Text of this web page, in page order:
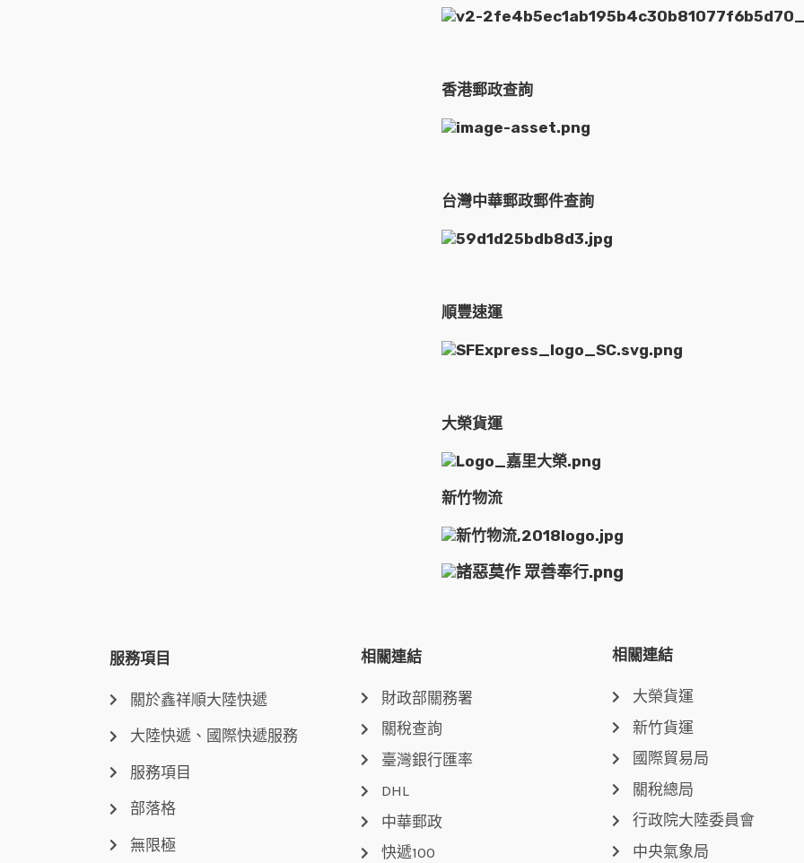
香港郵政查詢
台灣中華郵政郵件查詢
順豐速運
大榮貨運
新竹物流
服務項目
關於鑫祥順大陸快遞
大陸快遞、國際快遞服務
服務項目
部落格
無限極
相關連結
財政部關務署
關稅查詢
臺灣銀行匯率
DHL
中華郵政
快遞100
相關連結
大榮貨運
新竹貨運
國際貿易局
關稅總局
行政院大陸委員會
中央氣象局